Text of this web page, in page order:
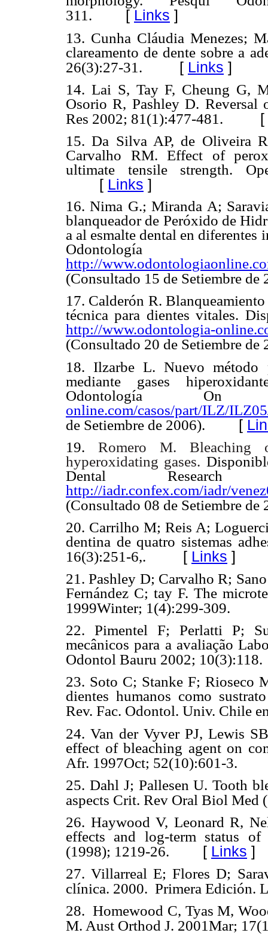
311. [ Links ]
13. Cunha Cláudia Menezes;
clareamento de dente sobre a
26(3):27-31.
[ Links ]
14. Lai S, Tay F, Cheung G,
Osorio R, Pashley D.
Res 2002; 81(1):477-481.
[
15. Da Silva AP, de Oliveira
Carvalho RM. Effect of
ultimate tensile strength.
[ Links ]
16. Nima G.; Miranda A;
blanqueador de Peróxido de
a al esmalte dental en
http://
(Consultado 15 de Setiembre de
17. Calderón R.
técnica para dientes vitales.
http://www.odontologia-
(Consultado 20 de Setiembre de
18. Ilzarbe L. Nuevo método
mediante gases
Odontología
online.com/casos/part/ILZ/
de Setiembre de 2006). [
19. Romero M.
hyperoxidating gases.
Dental
http://iadr.confex.com/iadr/
(Consultado 08 de Setiembre de
20. Carrilho M; Reis A;
dentina de quatro sistemas
16(3):251-6,.
[ Links ]
21. Pashley D; Carvalho R;
Fernández C; tay F. The
1999Winter; 1(4):299-309.
22. Pimentel F; Perlatti P;
mecânicos para a avaliação
Odontol Bauru 2002; 10(3):118.
23. Soto C; Stanke F; Rioseco
dientes humanos como
Rev. Fac. Odontol. Univ. Chile
24. Van der Vyver PJ, Lewis
effect of bleaching agent on
Afr. 1997Oct; 52(10):601-3.
25. Dahl J; Pallesen U. Tooth
aspects Crit. Rev Oral Biol Med
26. Haywood V, Leonard R,
effects and log-term status
(1998); 1219-26. [ Links ]
27. Villarreal E; Flores D;
clínica. 2000. Primera Edición.
28. Homewood C, Tyas M,
M. Aust Orthod J. 2001Mar;